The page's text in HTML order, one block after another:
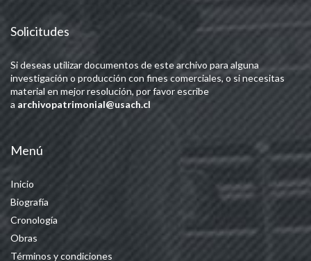
Solicitudes
Si deseas utilizar documentos de este archivo para alguna
investigación o producción con fines comerciales, o si necesitas
material en mejor resolución, por favor escribe
a archivopatrimonial@usach.cl
Menú
Inicio
Biografía
Cronología
Obras
Términos y condiciones